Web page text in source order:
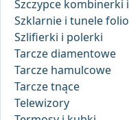
Szczypce kombinerki
Szklarnie i tunele
Szlifierki i polerki
Tarcze diamentowe
Tarcze hamulcowe
Tarcze tnące
Telewizory